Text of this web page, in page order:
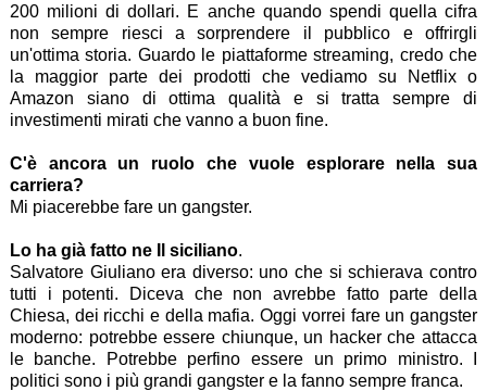
200 milioni di dollari. E anche quando spendi quella cifra
non sempre riesci a sorprendere il pubblico e offrirgli
un'ottima storia. Guardo le piattaforme streaming, credo che
la maggior parte dei prodotti che vediamo su Netflix o
Amazon siano di ottima qualità e si tratta sempre di
investimenti mirati che vanno a buon fine.
C'è ancora un ruolo che vuole esplorare nella sua
carriera?
Mi piacerebbe fare un gangster.
Lo ha già fatto ne Il siciliano.
Salvatore Giuliano era diverso: uno che si schierava contro
tutti i potenti. Diceva che non avrebbe fatto parte della
Chiesa, dei ricchi e della mafia. Oggi vorrei fare un gangster
moderno: potrebbe essere chiunque, un hacker che attacca
le banche. Potrebbe perfino essere un primo ministro. I
politici sono i più grandi gangster e la fanno sempre franca.